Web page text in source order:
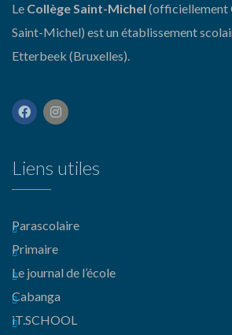
Le Collège Saint-Michel (officiellement
Saint-Michel) est un établissement
Etterbeek (Bruxelles).
Liens utiles
Parascolaire
Primaire
Le journal de l’école
Cabanga
iT.SCHOOL